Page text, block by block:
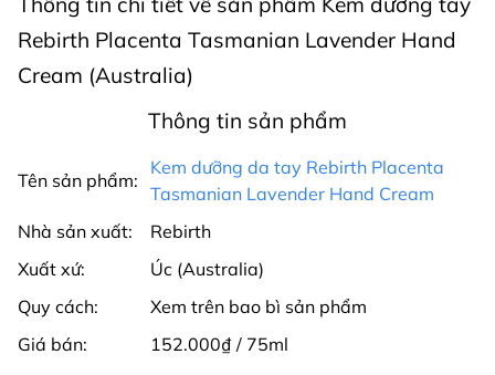
Rebirth Placenta Tasmanian Lavender Hand
Cream (Australia)
Thông tin sản phẩm
Tên sản phẩm:
Kem dưỡng da tay Rebirth Placenta
Tasmanian Lavender Hand Cream
Nhà sản xuất:
Rebirth
Xuất xứ:
Úc (Australia)
Quy cách:
Xem trên bao bì sản phẩm
Giá bán:
152.000₫ / 75ml